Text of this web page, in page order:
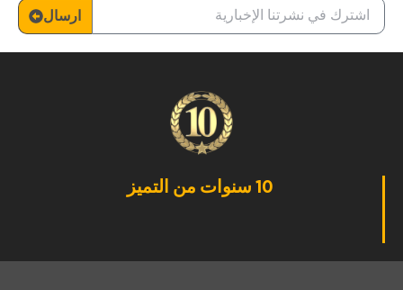
ارسال
10 سنوات من التميز